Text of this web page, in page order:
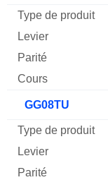
GG08TU